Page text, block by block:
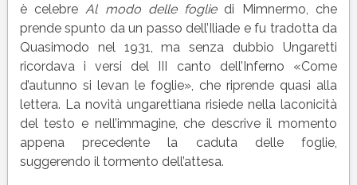
è celebreAl modo delle fogliedi Mimnermo, che
prende spunto da un passo dell’Iliade e fu tradotta da
Quasimodo nel 1931, ma senza dubbio Ungaretti
ricordava i versi del III canto dell’Inferno «Come
d’autunno si levan le foglie», che riprende quasi alla
lettera. La novità ungarettiana risiede nella laconicità
del testo e nell’immagine, che descrive il momento
appena precedente la caduta delle foglie,
suggerendo il tormento dell’attesa.